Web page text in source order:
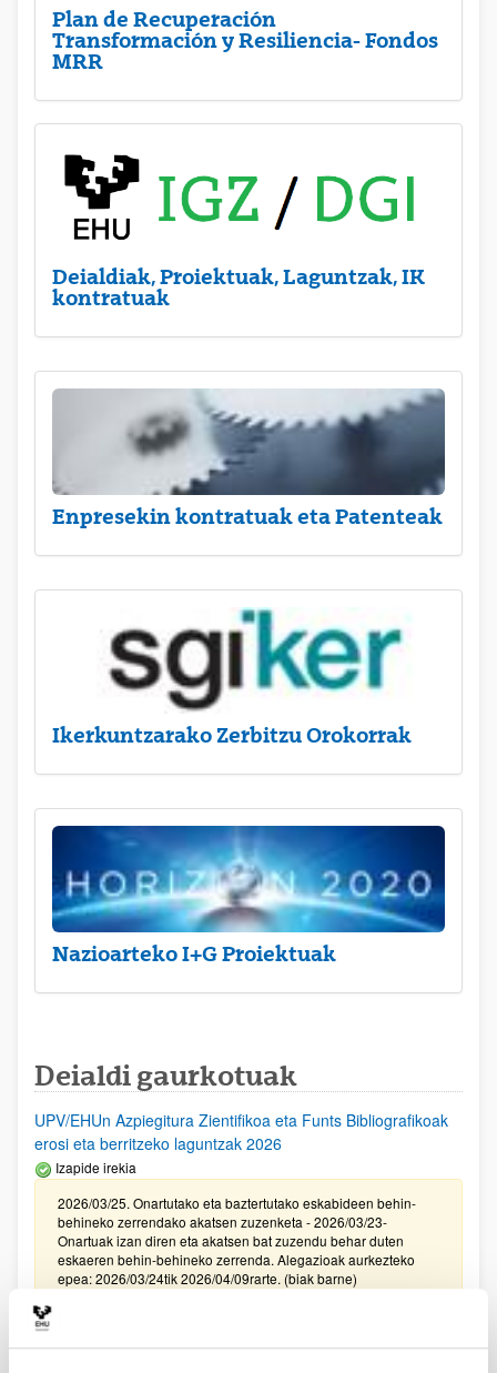
Plan de Recuperación
Transformación y Resiliencia- Fondos
MRR
Deialdiak, Proiektuak, Laguntzak, IK
kontratuak
Enpresekin kontratuak eta Patenteak
Ikerkuntzarako Zerbitzu Orokorrak
Nazioarteko I+G Proiektuak
Deialdi gaurkotuak
UPV/EHUn Azpiegitura Zientifikoa eta Funts Bibliografikoak
erosi eta berritzeko laguntzak 2026
Izapide irekia
2026/03/25. Onartutako eta baztertutako eskabideen behin-
behineko zerrendako akatsen zuzenketa - 2026/03/23-
Onartuak izan diren eta akatsen bat zuzendu behar duten
eskaeren behin-behineko zerrenda. Alegazioak aurkezteko
epea: 2026/03/24tik 2026/04/09rarte. (biak barne)
Zientzia, Teknologia eta Berrikuntza arloetako kultura
sustatzeko laguntzen deialdia (FECYT) 2026